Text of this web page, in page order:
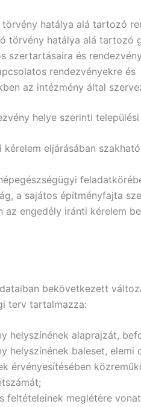
hatálya alá tartozó
törvény hatálya alá tartozó
szertartásaira és
rendezvényekre és
az intézmény által
helye szerinti
eljárásában
a sajátos építményfajta
az engedély iránti kérelem
bekövetkezett
terv tartalmazza:
helyszínének alaprajzát,
helyszínének baleset,
érvényesítésében
feltételeinek meglétére